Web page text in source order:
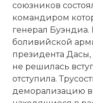
союзников
командиром
генерал Буэндиа.
боливийской
президента Дасы,
не решилась
отступила.
деморализацию